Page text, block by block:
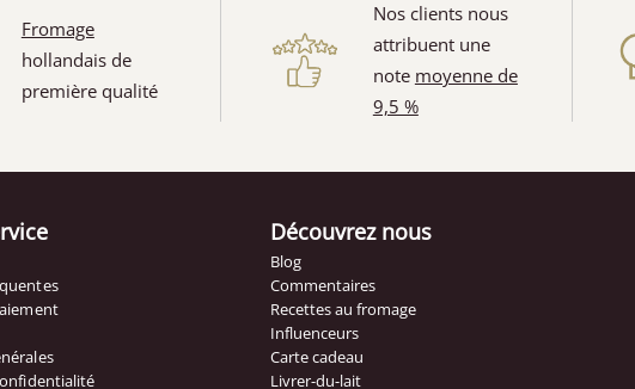
Fromage
hollandais de
première qualité
Nos clients nous
attribuent une
note moyenne de
9,5 %
Découvrez nous
Blog
Commentaires
Recettes au fromage
Influenceurs
Carte cadeau
Livrer-du-lait